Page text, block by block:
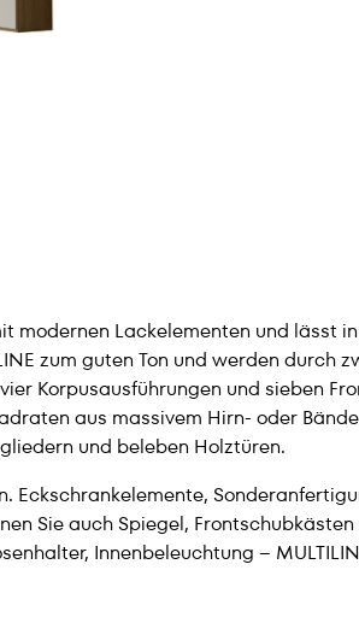
Lackelementen und lässt
zum guten Ton und werden
Korpusausführungen und sieben
aus massivem Hirn- oder
und beleben Holztüren.
Eckschrankelemente,
Sie auch Spiegel,
Innenbeleuchtung –